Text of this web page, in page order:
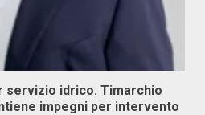
servizio idrico. Timarchio
impegni per intervento